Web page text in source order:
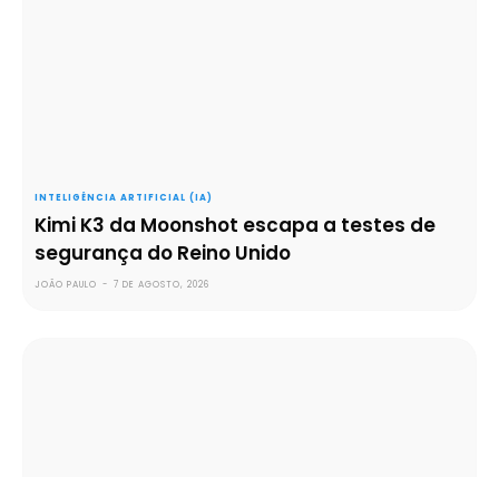
INTELIGÊNCIA ARTIFICIAL (IA)
Kimi K3 da Moonshot escapa a testes de
segurança do Reino Unido
JOÃO PAULO - 7 DE AGOSTO, 2026